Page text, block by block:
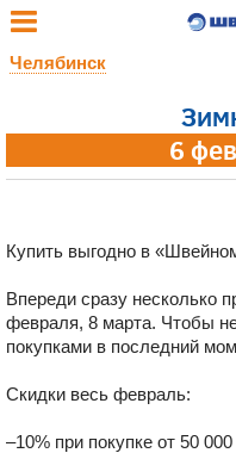
Челябинск
6
Купить выгодно в
Впереди сразу несколько
февраля, 8 марта. Чтобы
покупками в последний
Скидки весь февраль:
–10% при покупке от 50